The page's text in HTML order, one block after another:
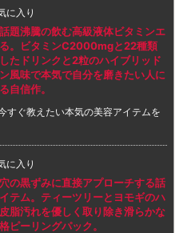
に入り
題沸騰の飲む高級液体ビタミンエ
。ビタミンC2000mgと22種類
たドリンクと2粒のハイブリッド
風味で本気で自分を磨きたい人に
自信作。
すぐ教えたい本気の美容アイテムを
に入り
の黒ずみに直接アプローチする話
テム。ティーツリーとヨモギのハ
脂汚れを優しく取り除き滑らかな
ピーリングパック。